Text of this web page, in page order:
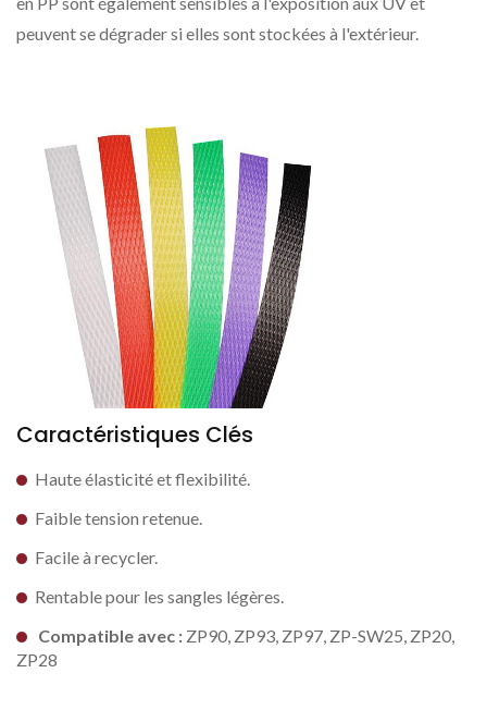
peuvent se dégrader si elles sont stockées à l'extérieur.
Caractéristiques Clés
Haute élasticité et flexibilité.
Faible tension retenue.
Facile à recycler.
Rentable pour les sangles légères.
Compatible avec : ZP90, ZP93, ZP97, ZP-SW25, ZP20,
ZP28